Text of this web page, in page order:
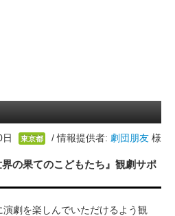
東京都 / 情報提供者: 劇団朋友 様
の果てのこどもたち』観劇サポ
劇を楽しんでいただけるよう観